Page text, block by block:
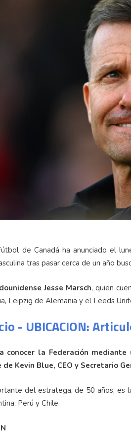
de Canadá ha anunciado el
tras pasar cerca de un año
Jesse Marsch, quien
Leipzig de Alemania y el Leeds
- UBICACION:
conocer la Federación
Kevin Blue, CEO y Secretario
del estratega, de 50 años, es
Perú y Chile.